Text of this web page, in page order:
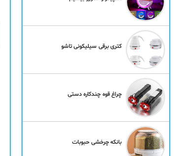
کتری برقی سیلیکونی تاشو
چراغ قوه چندکاره دستی
بانکه چرخشی حبوبات